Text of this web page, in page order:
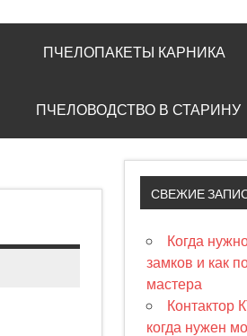
ПЧЕЛОПАКЕТЫ КАРНИКА
ПЧЕЛОВОДСТВО В СТАРИНУ
СВЕЖИЕ
Когда
замков и как
мастера
Контактор
когда нужен